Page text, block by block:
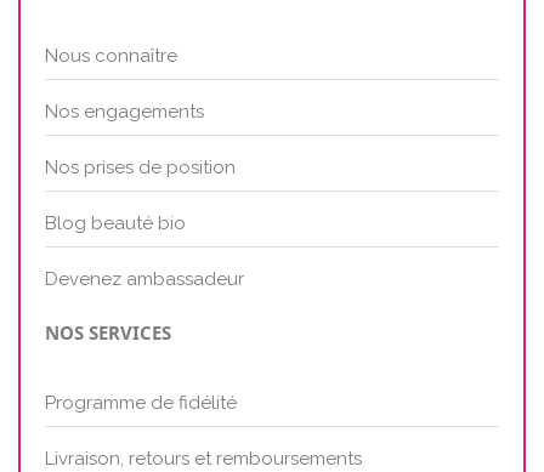
Nous connaître
Nos engagements
Nos prises de position
Blog beauté bio
Devenez ambassadeur
NOS SERVICES
Programme de fidélité
Livraison, retours et remboursements